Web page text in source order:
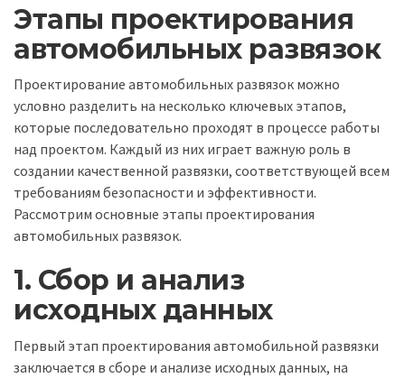
Этапы проектирования
автомобильных развязок
Проектирование автомобильных развязок можно
условно разделить на несколько ключевых этапов,
которые последовательно проходят в процессе работы
над проектом. Каждый из них играет важную роль в
создании качественной развязки, соответствующей всем
требованиям безопасности и эффективности.
Рассмотрим основные этапы проектирования
автомобильных развязок.
1. Сбор и анализ
исходных данных
Первый этап проектирования автомобильной развязки
заключается в сборе и анализе исходных данных, на